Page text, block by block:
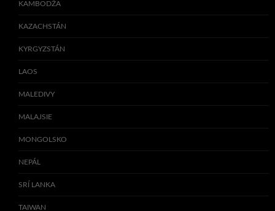
KAMBODŽA
KAZACHSTÁN
KYRGYZSTÁN
LAOS
MALEDIVY
MALAJSIE
MONGOLSKO
NEPÁL
SRÍ LANKA
TAIWAN